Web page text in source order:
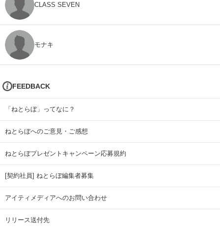
CLASS SEVEN
モナキ
FEEDBACK
「ねとらぼ」ってなに？
ねとらぼへのご意見・ご感想
ねとらぼプレゼントキャンペーン応募規約
[契約社員] ねとらぼ編集者募集
アイティメディアへのお問い合わせ
リリース送付先